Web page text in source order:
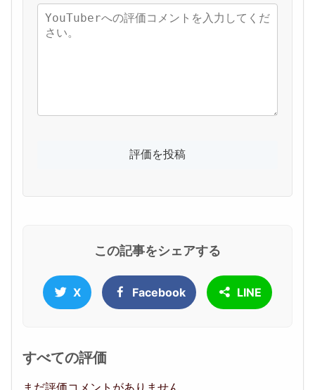
この記事をシェアする
X Facebook LINE
すべての評価
まだ評価コメントがありません。